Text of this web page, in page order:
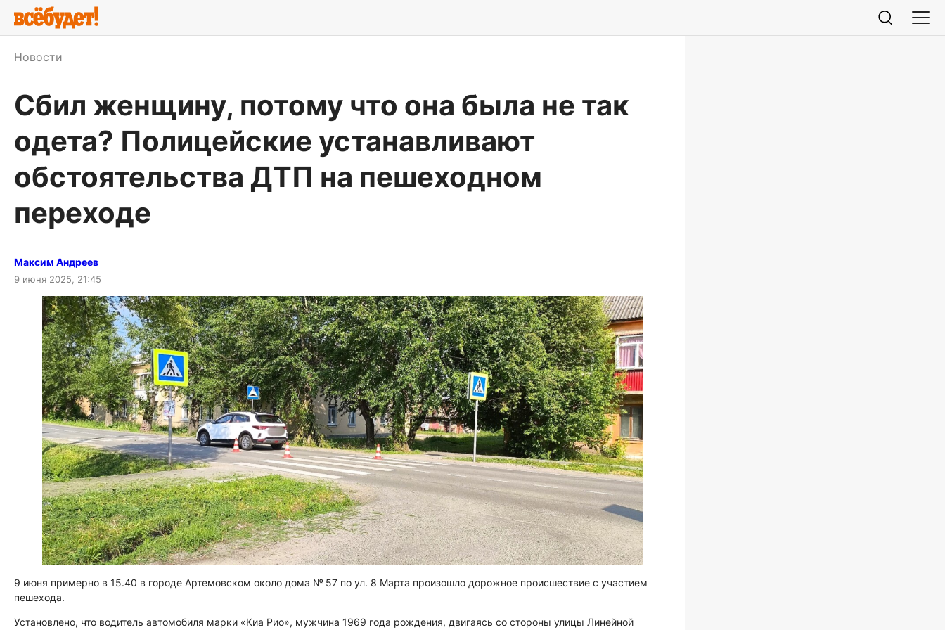
Новости
Сбил женщину, потому что она была не так
одета? Полицейские устанавливают
обстоятельства ДТП на пешеходном
переходе
Максим Андреев
9 июня 2025, 21:45
9 июня примерно в 15.40 в городе Артемовском около дома № 57 по ул. 8 Марта произошло дорожное происшествие с участием
пешехода.
Установлено, что водитель автомобиля марки «Киа Рио», мужчина 1969 года рождения, двигаясь со стороны улицы Линейной